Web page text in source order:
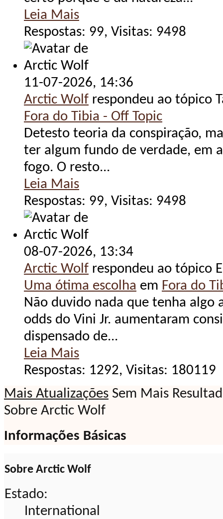
Leia Mais
Respostas: 99, Visitas: 9498
11-07-2026, 14:36
Arctic Wolf respondeu ao tópico
Fora do Tibia - Off Topic
Detesto teoria da conspiração,
ter algum fundo de verdade, em
fogo. O resto...
Leia Mais
Respostas: 99, Visitas: 9498
08-07-2026, 13:34
Arctic Wolf respondeu ao tópico
Uma ótima escolha em Fora do
Não duvido nada que tenha algo
odds do Vini Jr. aumentaram
dispensado de...
Leia Mais
Respostas: 1292, Visitas: 180119
Mais Atualizações Sem Mais
Sobre Arctic Wolf
Informações Básicas
Sobre Arctic Wolf
Estado:
International